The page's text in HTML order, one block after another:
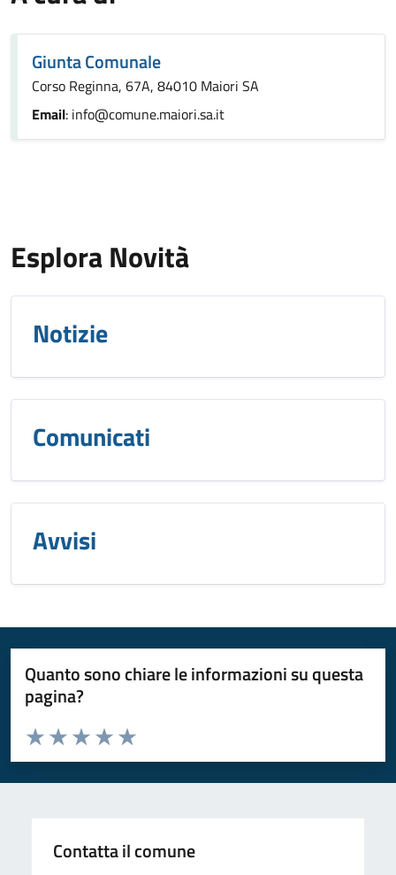
Giunta Comunale
Corso Reginna, 67A, 84010 Maiori SA
Email: info@comune.maiori.sa.it
Esplora Novità
Notizie
Comunicati
Avvisi
Quanto sono chiare le informazioni su questa
pagina?
Valuta da 1 a 5 stelle la pagina
Valuta 5 stelle su 5
Valuta 4 stelle su 5
Valuta 3 stelle su 5
Valuta 2 stelle su 5
Valuta 1 stelle su 5
Contatta il comune